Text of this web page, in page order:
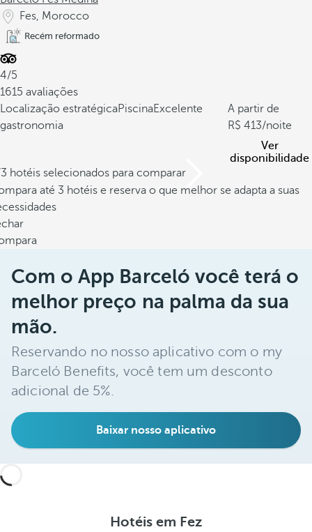
Fes, Morocco
Recém reformado
4/5
1615 avaliações
Localização estratégicaPiscinaExcelente
gastronomia
A partir de
413/noite
Ver
disponibilidade
hotéis selecionados para comparar
até 3 hotéis e reserva o que melhor se adapta a suas
Com o App Barceló você terá o
melhor preço na palma da sua
mão.
Reservando no nosso aplicativo com o my
Barceló Benefits, você tem um desconto
adicional de 5%.
Baixar nosso aplicativo
Hotéis em Fez